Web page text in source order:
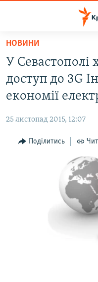
Перейти
основного
матеріалу
Перейти
до
основної
Перейти
ВІДЕО ТА ФОТО
БЛОГИ
ПОГЛЯД
СПЕЦПРОЕКТИ
ЯК ОБІЙТИ
НОВИНИ
У
доступ до 3G
економії
25 листопад 2015, 12:07
Поділитись